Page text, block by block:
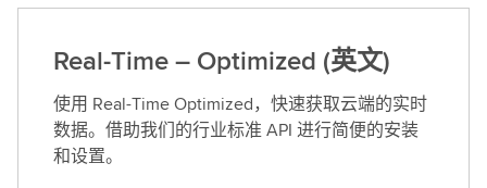
Real-Time – Optimized (英文)
使用 Real-Time Optimized，快速获取云端的实时
数据。借助我们的行业标准 API 进行简便的安装
和设置。